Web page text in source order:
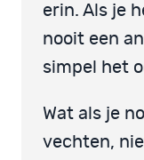
erin. Als je
nooit een
simpel het
Wat als je
vechten,